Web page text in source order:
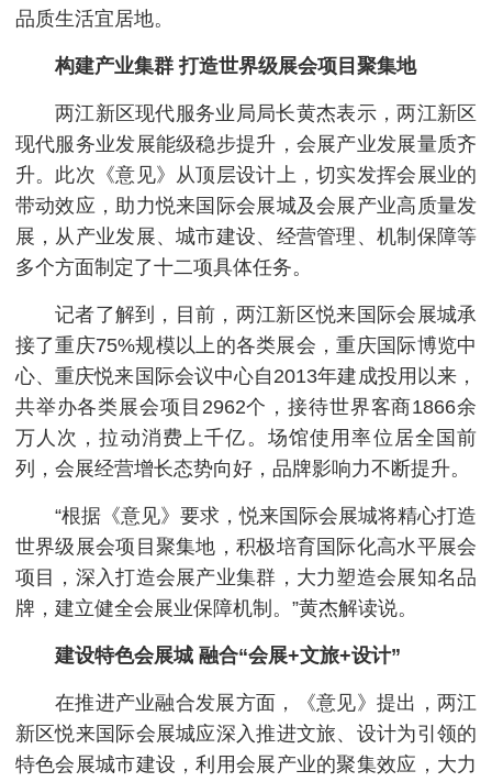
品质生活宜居地。
构建产业集群 打造世界级展会项目聚集地
两江新区现代服务业局局长黄杰表示，两江新区
现代服务业发展能级稳步提升，会展产业发展量质齐
升。此次《意见》从顶层设计上，切实发挥会展业的
带动效应，助力悦来国际会展城及会展产业高质量发
展，从产业发展、城市建设、经营管理、机制保障等
多个方面制定了十二项具体任务。
记者了解到，目前，两江新区悦来国际会展城承
接了重庆75%规模以上的各类展会，重庆国际博览中
心、重庆悦来国际会议中心自2013年建成投用以来，
共举办各类展会项目2962个，接待世界客商1866余
万人次，拉动消费上千亿。场馆使用率位居全国前
列，会展经营增长态势向好，品牌影响力不断提升。
“根据《意见》要求，悦来国际会展城将精心打造
世界级展会项目聚集地，积极培育国际化高水平展会
项目，深入打造会展产业集群，大力塑造会展知名品
牌，建立健全会展业保障机制。”黄杰解读说。
建设特色会展城 融合“会展+文旅+设计”
在推进产业融合发展方面，《意见》提出，两江
新区悦来国际会展城应深入推进文旅、设计为引领的
特色会展城市建设，利用会展产业的聚集效应，大力